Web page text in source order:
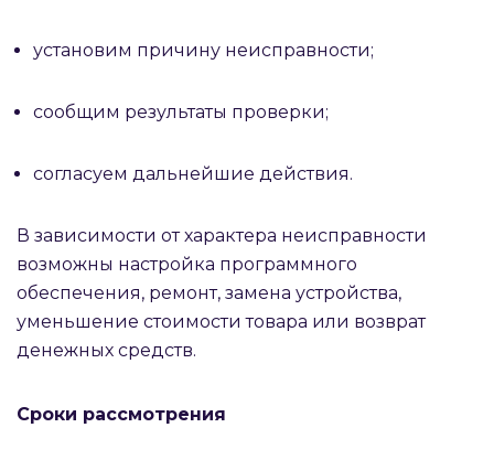
установим причину неисправности;
сообщим результаты проверки;
согласуем дальнейшие действия.
В зависимости от характера неисправности
возможны настройка программного
обеспечения, ремонт, замена устройства,
уменьшение стоимости товара или возврат
денежных средств.
Сроки рассмотрения